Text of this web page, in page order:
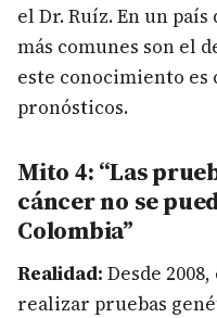
el Dr. Ruíz. En un
más comunes son el
este conocimiento es
pronósticos.
Mito 4: “Las
cáncer no se
Colombia”
Realidad: Desde
realizar pruebas